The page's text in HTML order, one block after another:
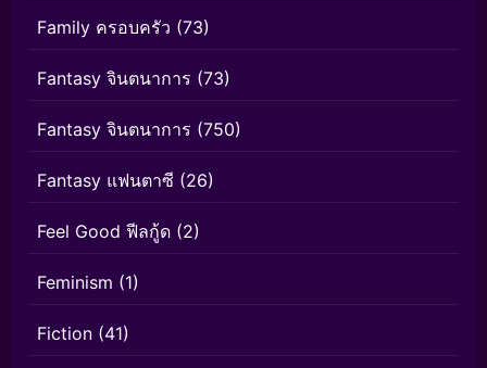
Family ครอบครัว (73)
Fantasy จินตนาการ (73)
Fantasy จินตนาการ (750)
Fantasy แฟนตาซี (26)
Feel Good ฟีลกู้ด (2)
Feminism (1)
Fiction (41)